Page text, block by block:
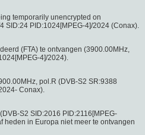
temporarily unencrypted on
SID:24 PID:1024[MPEG-4]/2024 (Conax).
(FTA) te ontvangen (3900.00MHz,
4]/2024).
pol.R (DVB-S2 SR:9388
Conax).
S2 SID:2016 PID:2116[MPEG-
heden in Europa niet meer te ontvangen